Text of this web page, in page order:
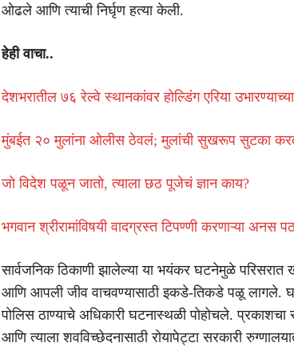
ओढले आणि त्याची निर्घृण हत्या केली.
हेही वाचा..
देशभरातील ७६ रेल्वे स्थानकांवर होल्डिंग एरिया
मुंबईत २० मुलांना ओलीस ठेवलं; मुलांची सुखरूप सुटका करत
जो विदेश पळून जातो, त्याला छठ पूजेचं ज्ञान काय?
भगवान श्रीरामांविषयी वादग्रस्त टिपण्णी करणाऱ्या अनस
सार्वजनिक ठिकाणी झालेल्या या भयंकर घटनेमुळे
आणि आपली जीव वाचवण्यासाठी इकडे-तिकडे पळू लागले.
पोलिस ठाण्याचे अधिकारी घटनास्थळी पोहोचले.
आणि त्याला शवविच्छेदनासाठी रोयापेट्टा सरकारी